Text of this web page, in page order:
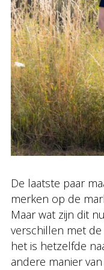
De laatste paar
merken op de
Maar wat zijn dit
verschillen met
het is hetzelfde
andere manier